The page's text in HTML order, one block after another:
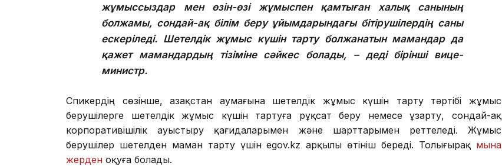
жұмыссыздар мен өзін-өзі жұмыспен қамтыған халық санының
болжамы, сондай-ақ білім беру ұйымдарындағы бітірушілердің саны
ескеріледі. Шетелдік жұмыс күшін тарту болжанатын мамандар да
қажет мамандардың тізіміне сәйкес болады, – деді бірінші вице-
министр.
Спикердің сөзінше, Қазақстан аумағына шетелдiк жұмыс күшiн тарту тәртiбi жұмыс
берушiлерге шетелдiк жұмыс күшiн тартуға рұқсат беру немесе ұзарту, сондай-ақ
корпоративiшiлiк ауыстыру қағидаларымен және шарттарымен реттеледi. Жұмыс
берушілер шетелден маман тарту үшін egov.kz арқылы өтініш береді. Толығырақ мына
жерден оқуға болады.